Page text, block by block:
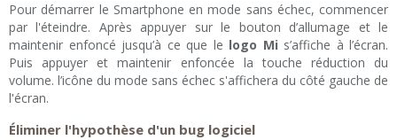
Pour démarrer le Smartphone en mode sans échec, commencer
par l'éteindre. Après appuyer sur le bouton d’allumage et le
maintenir enfoncé jusqu’à ce que le logo Mi s’affiche à l’écran.
Puis appuyer et maintenir enfoncée la touche réduction du
volume. l’icône du mode sans échec s'affichera du côté gauche de
l'écran.
Éliminer l'hypothèse d'un bug logiciel